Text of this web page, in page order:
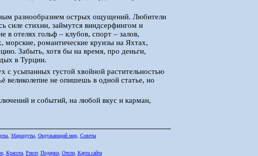
разнообразием острых ощущений. Любители
силе стихии, займутся виндсерфингом и
отелях гольф – клубов, спорт – залов,
романтические круизы на Яхтах,
Забыть, хотя бы на время, про деньги,
в Турции.
с усыпанных густой хвойной растительностью
великолепие не опишешь в одной статье, но
и событий, на любой вкус и карман,
, Маршруты, Окружающий мир, Советы
, Красота, Риелт, Подарки, Отели, Карта сайта